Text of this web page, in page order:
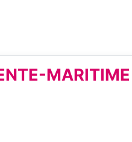
MARITIME